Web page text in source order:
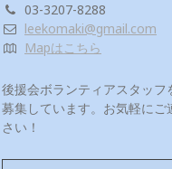
03-3207-8288
leekomaki@gmail.com
Mapはこちら
後援会ボランティアスタッフ
募集しています。お気軽にご
さい！